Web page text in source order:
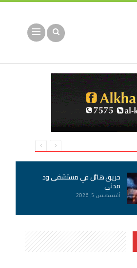
حريق هائل في مستشفى ود
مدني
أغسطس 5, 2026